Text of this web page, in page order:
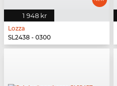
1 948 kr
Lozza
SL2438 - 0300